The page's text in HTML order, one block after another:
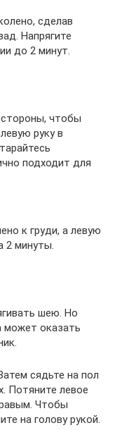
сделав
Напрягите
до 2 минут.
стороны, чтобы
руку в
подходит для
к груди, а левую
2 минуты.
шею. Но
может оказать
сядьте на пол
Потяните левое
Чтобы
на голову рукой.